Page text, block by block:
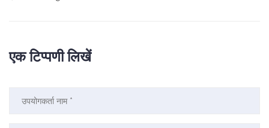
एक टिप्पणी लिखें